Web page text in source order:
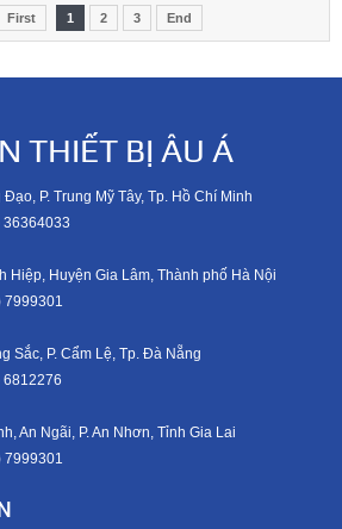
First 1 2 3 End
THIẾT BỊ ÂU Á
P. Trung Mỹ Tây, Tp. Hồ Chí Minh
Hiệp, Huyện Gia Lâm, Thành phố Hà Nội
7999301
Sắc, P. Cẩm Lệ, Tp. Đà Nẵng
An Ngãi, P. An Nhơn, Tỉnh Gia Lai
7999301